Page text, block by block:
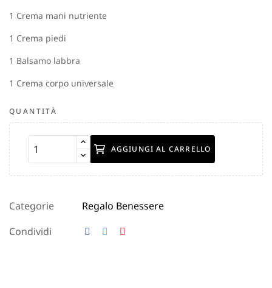
1 Crema mani nutriente
1 Crema piedi
1 Balsamo labbra
1 Crema corpo universale
QUANTITÀ
AGGIUNGI AL CARRELLO
Categorie
Regalo Benessere
Condividi